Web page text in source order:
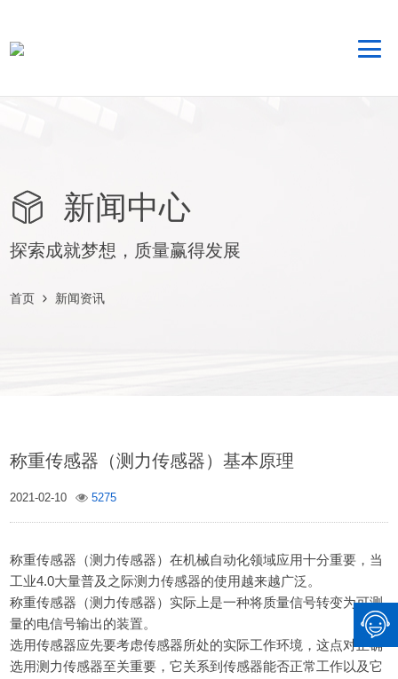
新闻中心
探索成就梦想，质量赢得发展
首页 新闻资讯
称重传感器（测力传感器）基本原理
2021-02-10 5275
称重传感器（测力传感器）在机械自动化领域应用十分重要，当
工业4.0大量普及之际测力传感器的使用越来越广泛。
称重传感器（测力传感器）实际上是一种将质量信号转变为可测
量的电信号输出的装置。
选用传感器应先要考虑传感器所处的实际工作环境，这点对正确
选用测力传感器至关重要，它关系到传感器能否正常工作以及它